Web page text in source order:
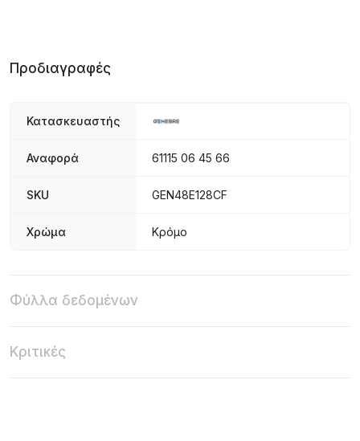
Προδιαγραφές
Κατασκευαστής
Αναφορά 61115 06 45 66
SKU GEN48E128CF
Χρώμα Κρόμo
Φύλλα δεδομένων
Κριτικές